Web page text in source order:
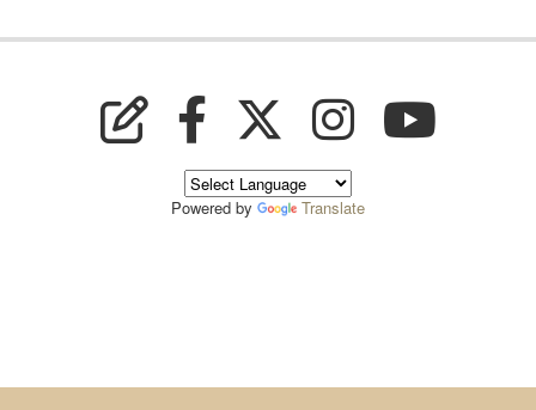
Powered by Translate